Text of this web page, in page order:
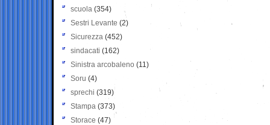
scuola (354)
Sestri Levante (2)
Sicurezza (452)
sindacati (162)
Sinistra arcobaleno (11)
Soru (4)
sprechi (319)
Stampa (373)
Storace (47)